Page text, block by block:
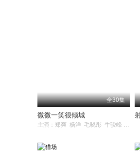
全30集
微微一笑很倾城
主演：郑爽 杨洋 毛晓彤 牛骏峰 崔航